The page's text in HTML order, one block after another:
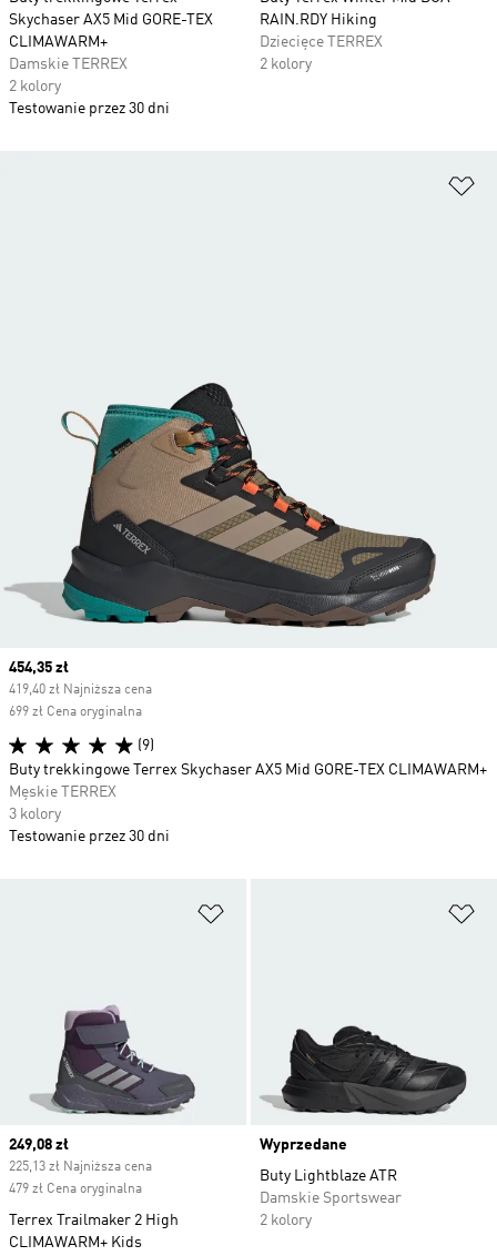
Skychaser AX5 Mid GORE-TEX
CLIMAWARM+
Damskie TERREX
2 kolory
Testowanie przez 30 dni
RAIN.RDY Hiking
Dziecięce TERREX
2 kolory
Current price
249,08 zł
225,13 zł Najniższa cena
479 zł Cena oryginalna
Terrex Trailmaker 2 High
CLIMAWARM+ Kids
Wyprzedane
Buty Lightblaze ATR
Damskie Sportswear
2 kolory
Current price
454,35 zł
419,40 zł Najniższa cena
699 zł Cena oryginalna
(9)
Buty trekkingowe Terrex Skychaser AX5 Mid GORE-TEX CLIMAWARM+
Męskie TERREX
3 kolory
Testowanie przez 30 dni